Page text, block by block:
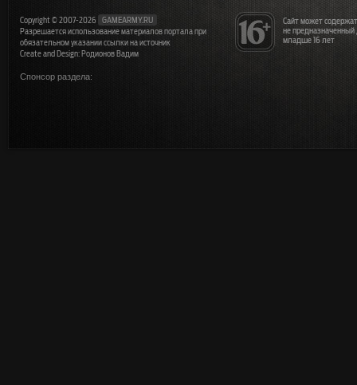
Сайт может
не
младше 16 лет
Copyright © 2007-2026
GAMEARMY.RU
Разрешается использование материалов портала при
обязательном указании ссылки на источник
Create and Design: Родионов Вадим
Спонсор раздела: